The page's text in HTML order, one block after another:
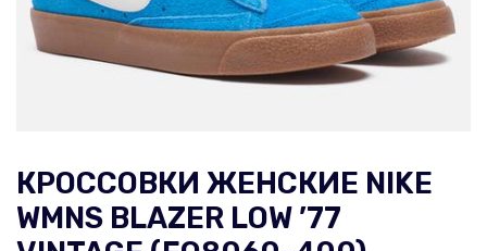
КРОССОВКИ ЖЕНСКИЕ NIKE
WMNS BLAZER LOW ’77